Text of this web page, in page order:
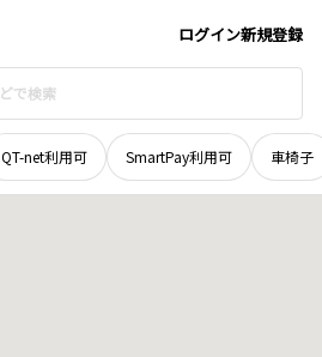
ログイン新規登録
QT-net利用可 SmartPay利用可 車椅子